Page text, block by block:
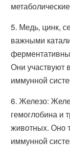
5. Медь, цинк,
важными
Они участвуют
иммунной
6. Железо:
гемоглобина и
животных. Оно
иммунной